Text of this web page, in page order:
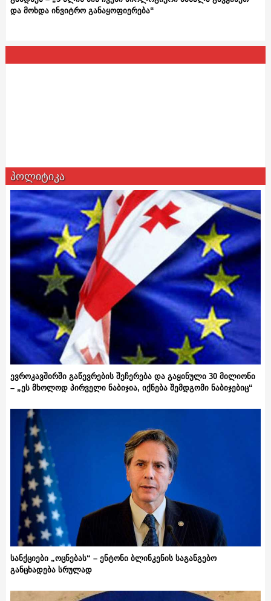
და მოხდა ინვიტრო განაყოფიერება“
პოლიტიკა
ევროკავშირში გაწევრების შეჩერება და გაყინული 30 მილიონი
– „ეს მხოლოდ პირველი ნაბიჯია, იქნება შემდგომი ნაბიჯებიც“
სანქციები „ოცნებას“ – ენტონი ბლინკენის საგანგებო
განცხადება სრულად